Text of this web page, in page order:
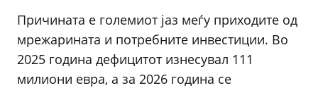
Причината е големиот јаз меѓу приходите од
мрежарината и потребните инвестиции. Во
2025 година дефицитот изнесувал 111
милиони евра, а за 2026 година се